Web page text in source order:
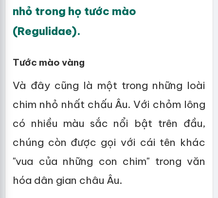
nhỏ trong họ tước mào
(Regulidae).
Tước mào vàng
Và đây cũng là một trong những loài
chim nhỏ nhất chấu Âu. Với chỏm lông
có nhiều màu sắc nổi bật trên đầu,
chúng còn được gọi với cái tên khác
"vua của những con chim" trong văn
hóa dân gian châu Âu.